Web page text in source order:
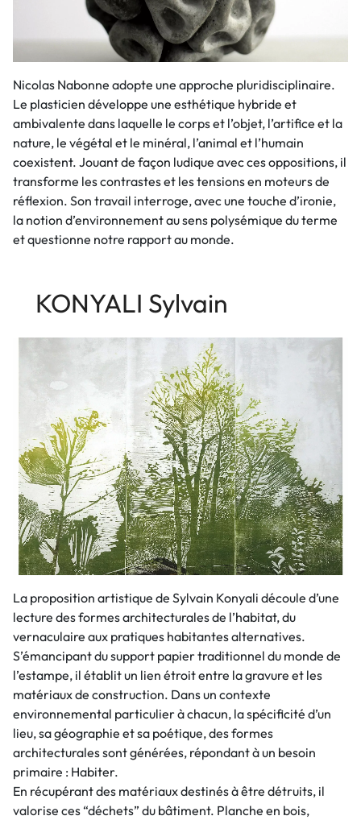
Nicolas Nabonne adopte une approche pluridisciplinaire.
Le plasticien développe une esthétique hybride et
ambivalente dans laquelle le corps et l’objet, l’artifice et la
nature, le végétal et le minéral, l’animal et l’humain
coexistent. Jouant de façon ludique avec ces oppositions, il
transforme les contrastes et les tensions en moteurs de
réflexion. Son travail interroge, avec une touche d’ironie,
la notion d’environnement au sens polysémique du terme
et questionne notre rapport au monde.
KONYALI Sylvain
La proposition artistique de Sylvain Konyali découle d’une
lecture des formes architecturales de l’habitat, du
vernaculaire aux pratiques habitantes alternatives.
S’émancipant du support papier traditionnel du monde de
l’estampe, il établit un lien étroit entre la gravure et les
matériaux de construction. Dans un contexte
environnemental particulier à chacun, la spécificité d’un
lieu, sa géographie et sa poétique, des formes
architecturales sont générées, répondant à un besoin
primaire : Habiter.
En récupérant des matériaux destinés à être détruits, il
valorise ces “déchets” du bâtiment. Planche en bois,